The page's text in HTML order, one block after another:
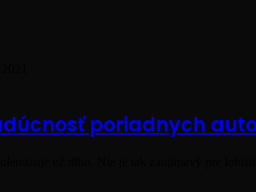
poriadnych